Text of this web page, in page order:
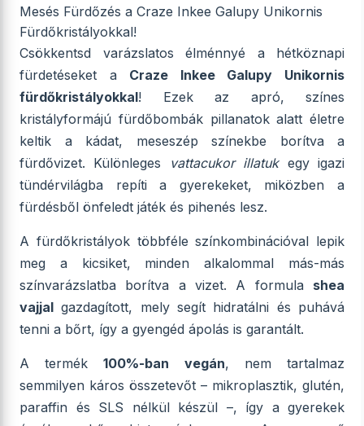
Mesés Fürdőzés a Craze Inkee Galupy Unikornis
Fürdőkristályokkal!
Csökkentsd varázslatos élménnyé a hétköznapi
fürdetéseket a Craze Inkee Galupy Unikornis
fürdőkristályokkal! Ezek az apró, színes
kristályformájú fürdőbombák pillanatok alatt életre
keltik a kádat, meseszép színekbe borítva a
fürdővizet. Különleges
vattacukor illatukegy igazi
tündérvilágba repíti a gyerekeket, miközben a
fürdésből önfeledt játék és pihenés lesz.
A fürdőkristályok többféle színkombinációval lepik
meg a kicsiket, minden alkalommal más-más
színvarázslatba borítva a vizet. A formula shea
vajjal gazdagított, mely segít hidratálni és puhává
tenni a bőrt, így a gyengéd ápolás is garantált.
A termék100%-ban vegán, nem tartalmaz
semmilyen káros összetevőt – mikroplasztik, glutén,
paraffin és SLS nélkül készül –, így a gyerekek